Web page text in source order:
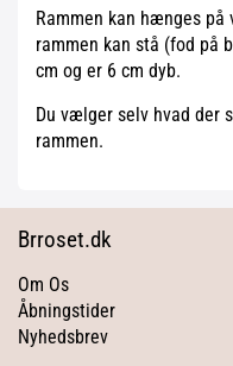
Rammen kan hænges
rammen kan stå (fod på
cm og er 6 cm dyb.
Du vælger selv hvad der
rammen.
Brroset.dk
Om Os
Åbningstider
Nyhedsbrev